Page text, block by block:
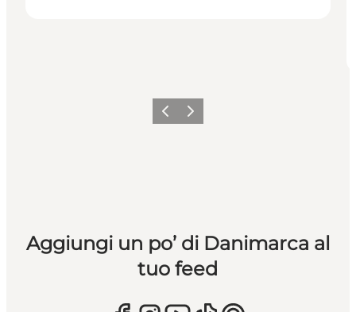
Precedente
Avanti
Aggiungi un po’ di Danimarca al
tuo feed